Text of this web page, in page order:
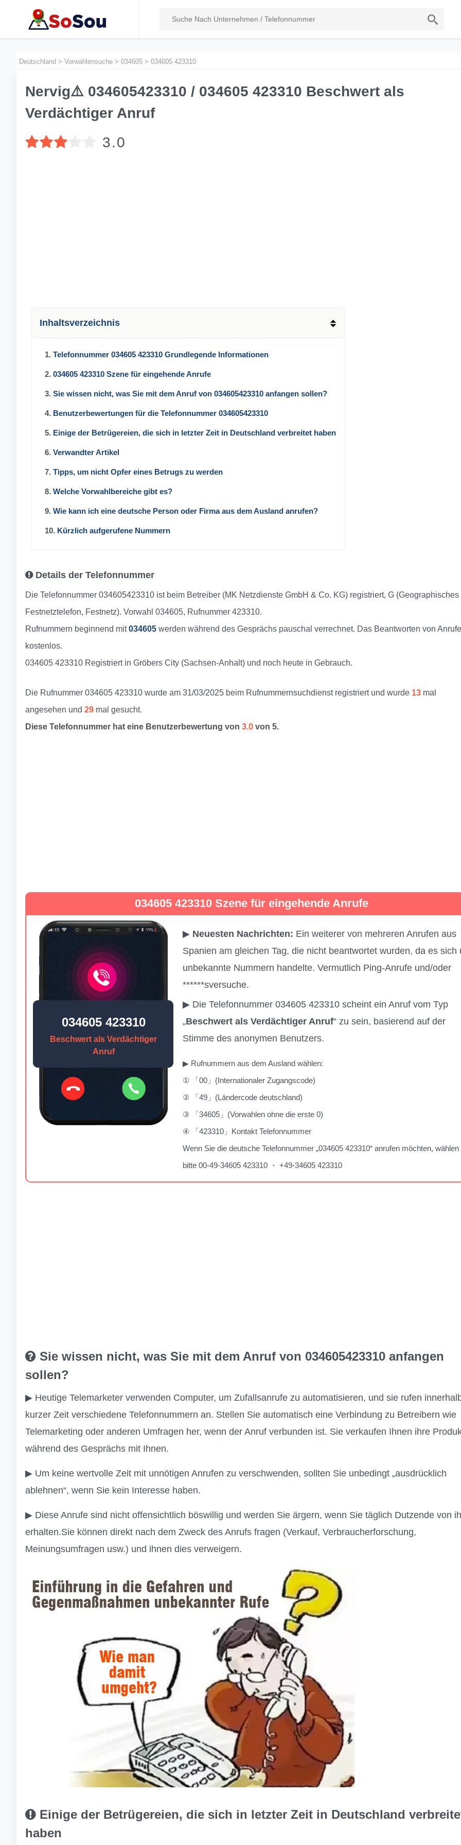
Deutschland > Vorwahlensuche > 034605 > 034605 423310
Nervig⚠️ 034605423310 / 034605 423310 Beschwert als
Verdächtiger Anruf
3.0
Inhaltsverzeichnis
1. Telefonnummer 034605 423310 Grundlegende Informationen
2. 034605 423310 Szene für eingehende Anrufe
3. Sie wissen nicht, was Sie mit dem Anruf von 034605423310 anfangen sollen?
4. Benutzerbewertungen für die Telefonnummer 034605423310
5. Einige der Betrügereien, die sich in letzter Zeit in Deutschland verbreitet haben
6. Verwandter Artikel
7. Tipps, um nicht Opfer eines Betrugs zu werden
8. Welche Vorwahlbereiche gibt es?
9. Wie kann ich eine deutsche Person oder Firma aus dem Ausland anrufen?
10. Kürzlich aufgerufene Nummern
Details der Telefonnummer
Die Telefonnummer 034605423310 ist beim Betreiber (MK Netzdienste GmbH & Co. KG) registriert, G (Geographisches
Festnetztelefon, Festnetz). Vorwahl 034605, Rufnummer 423310.
Rufnummern beginnend mit034605 werden während des Gesprächs pauschal verrechnet. Das Beantworten von
kostenlos.
034605 423310 Registriert in Gröbers City (Sachsen-Anhalt) und noch heute in Gebrauch.
Die Rufnummer 034605 423310 wurde am 31/03/2025 beim Rufnummernsuchdienst registriert und wurde 13 mal
angesehen und 29 mal gesucht.
Diese Telefonnummer hat eine Benutzerbewertung von 3.0 von 5.
034605 423310 Szene für eingehende Anrufe
034605 423310
Beschwert als Verdächtiger
Anruf
▶ Neuesten Nachrichten: Ein weiterer von mehreren Anrufen aus
Spanien am gleichen Tag, die nicht beantwortet wurden, da es sich
unbekannte Nummern handelte. Vermutlich Ping-Anrufe und/oder
******sversuche.
▶ Die Telefonnummer 034605 423310 scheint ein Anruf vom Typ
„Beschwert als Verdächtiger Anruf“ zu sein, basierend auf der
Stimme des anonymen Benutzers.
▶ Rufnummern aus dem Ausland wählen:
① 「00」(Internationaler Zugangscode)
② 「49」(Ländercode deutschland)
③ 「34605」(Vorwahlen ohne die erste 0)
④ 「423310」Kontakt Telefonnummer
Wenn Sie die deutsche Telefonnummer „034605 423310“ anrufen möchten, wählen
bitte 00-49-34605 423310 ・ +49-34605 423310
Sie wissen nicht, was Sie mit dem Anruf von 034605423310 anfangen
sollen?
▶ Heutige Telemarketer verwenden Computer, um Zufallsanrufe zu automatisieren, und sie rufen
kurzer Zeit verschiedene Telefonnummern an. Stellen Sie automatisch eine Verbindung zu Betreibern wie
Telemarketing oder anderen Umfragen her, wenn der Anruf verbunden ist. Sie verkaufen Ihnen ihre
während des Gesprächs mit Ihnen.
▶ Um keine wertvolle Zeit mit unnötigen Anrufen zu verschwenden, sollten Sie unbedingt „ausdrücklich
ablehnen“, wenn Sie kein Interesse haben.
▶ Diese Anrufe sind nicht offensichtlich böswillig und werden Sie ärgern, wenn Sie täglich Dutzende von
erhalten.Sie können direkt nach dem Zweck des Anrufs fragen (Verkauf, Verbraucherforschung,
Meinungsumfragen usw.) und ihnen dies verweigern.
Einige der Betrügereien, die sich in letzter Zeit in Deutschland
haben